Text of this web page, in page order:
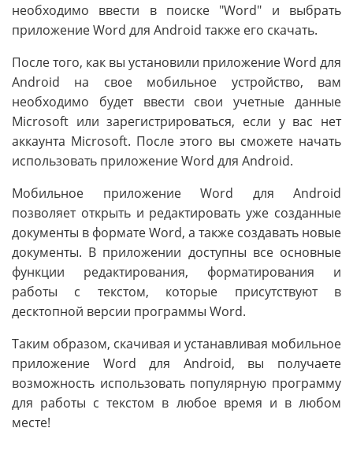
необходимо ввести в поиске "Word" и выбрать
приложение Word для Android также его скачать.
После того, как вы установили приложение Word для
Android на свое мобильное устройство, вам
необходимо будет ввести свои учетные данные
Microsoft или зарегистрироваться, если у вас нет
аккаунта Microsoft. После этого вы сможете начать
использовать приложение Word для Android.
Мобильное приложение Word для Android
позволяет открыть и редактировать уже созданные
документы в формате Word, а также создавать новые
документы. В приложении доступны все основные
функции редактирования, форматирования и
работы с текстом, которые присутствуют в
десктопной версии программы Word.
Таким образом, скачивая и устанавливая мобильное
приложение Word для Android, вы получаете
возможность использовать популярную программу
для работы с текстом в любое время и в любом
месте!